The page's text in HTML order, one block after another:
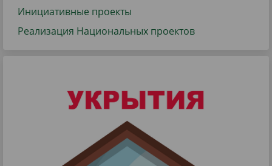
Инициативные проекты
Реализация Национальных проектов